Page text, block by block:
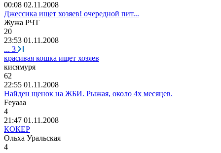
00:08 02.11.2008
Джессика ищет хозяев! очередной пит...
Жужа РЧТ
20
23:53 01.11.2008
... 3
красивая кошка ищет хозяев
кисямуря
62
22:55 01.11.2008
Найден щенок на ЖБИ. Рыжая, около 4х месяцев.
Feyaaa
4
21:47 01.11.2008
КОКЕР
Ольха Уральская
4